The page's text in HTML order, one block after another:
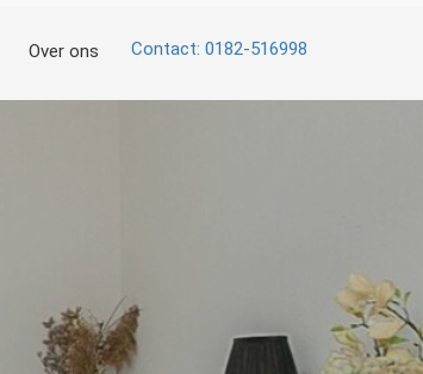
Over ons Contact: 0182-516998